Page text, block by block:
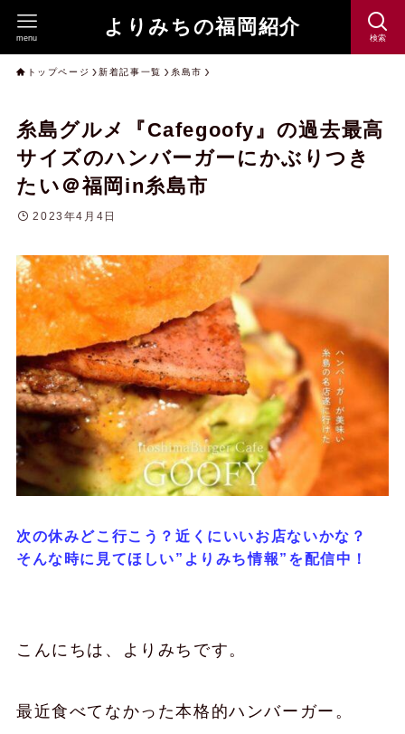
よりみちの福岡紹介 検索
menu
トップページ 新着記事一覧 糸島市
糸島グルメ『Cafegoofy』の過去最高
サイズのハンバーガーにかぶりつき
たい＠福岡in糸島市
2023年4月4日
次の休みどこ行こう？近くにいいお店ないかな？
そんな時に見てほしい”よりみち情報”を配信中！
こんにちは、よりみちです。
最近食べてなかった本格的ハンバーガー。